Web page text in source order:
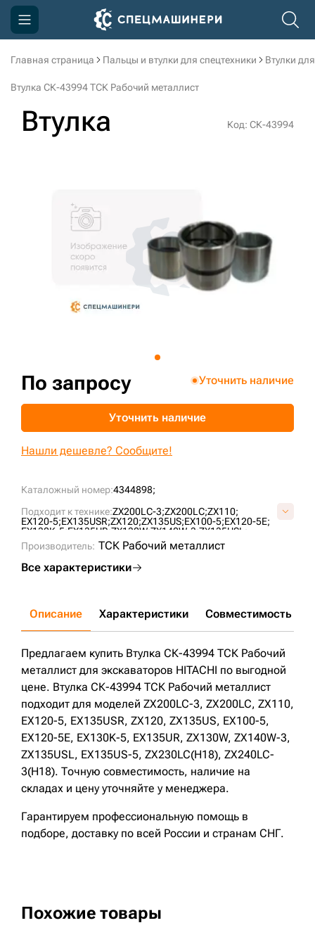
Главная страница Пальцы и втулки для спецтехники Втулки
Втулка СК-43994 ТСК Рабочий металлист
Втулка Код: СК-43994
Каталожный номер:4344898;
Подходит к технике:ZX200LC-3;ZX200LC;ZX110;
EX120-5;EX135USR;ZX120;ZX135US;EX100-5;EX120-5E;
EX130K-5;EX135UR;ZX130W;ZX140W-3;ZX135USL;
EX135US-5;
ZX230LC(H18);ZX240LC-3(H18);
Производитель: ТСК Рабочий металлист
Все характеристики
По запросу Уточнить наличие
Уточнить наличие
Нашли дешевле? Сообщите!
Описание Характеристики Совместимость
Предлагаем купить Втулка СК-43994 ТСК Рабочий
металлист для экскаваторов HITACHI по выгодной
цене. Втулка СК-43994 ТСК Рабочий металлист
подходит для моделей ZX200LC-3, ZX200LC, ZX110,
EX120-5, EX135USR, ZX120, ZX135US, EX100-5,
EX120-5E, EX130K-5, EX135UR, ZX130W, ZX140W-3,
ZX135USL, EX135US-5, ZX230LC(H18), ZX240LC-
3(H18). Точную совместимость, наличие на
складах и цену уточняйте у менеджера.
Гарантируем профессиональную помощь в
подборе, доставку по всей России и странам СНГ.
Похожие товары
Компания
Доставка и оплата
3D тур по производству
3D тур по складам
sksale@skdst.ru